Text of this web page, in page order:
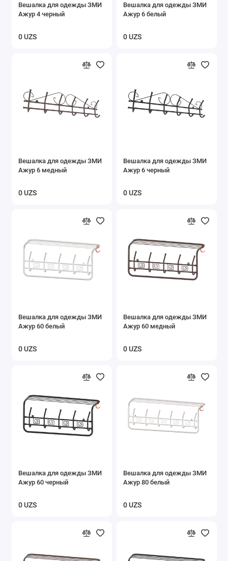
Вешалка для одежды ЗМИ
Ажур 4 черный
0 UZS
Вешалка для одежды ЗМИ
Ажур 6 белый
0 UZS
Вешалка для одежды ЗМИ
Ажур 6 медный
0 UZS
Вешалка для одежды ЗМИ
Ажур 6 черный
0 UZS
Вешалка для одежды ЗМИ
Ажур 60 белый
0 UZS
Вешалка для одежды ЗМИ
Ажур 60 медный
0 UZS
Вешалка для одежды ЗМИ
Ажур 60 черный
0 UZS
Вешалка для одежды ЗМИ
Ажур 80 белый
0 UZS